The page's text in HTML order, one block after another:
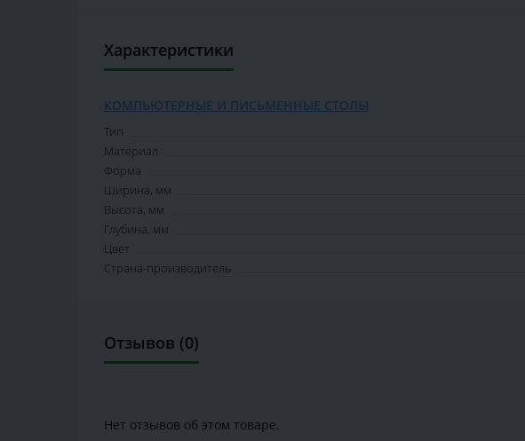
Характеристики
КОМПЬЮТЕРНЫЕ И ПИСЬМЕННЫЕ СТОЛЫ
Тип
Материал
Форма
Ширина, мм
Высота, мм
Глубина, мм
Цвет
Страна-производитель
Отзывов (0)
Нет отзывов об этом товаре.